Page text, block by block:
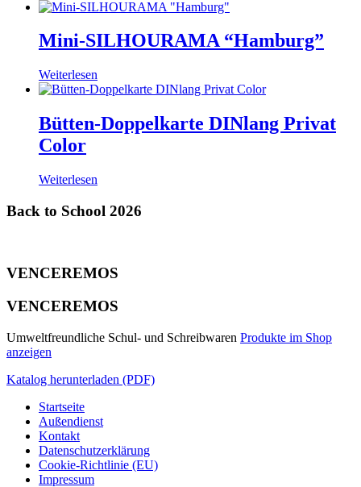
Mini-SILHOURAMA “Hamburg”
Weiterlesen
Bütten-Doppelkarte DINlang Privat
Color
Weiterlesen
Back to School 2026
VENCEREMOS
VENCEREMOS
Umweltfreundliche Schul- und Schreibwaren Produkte im Shop
anzeigen
Katalog herunterladen (PDF)
Startseite
Außendienst
Kontakt
Datenschutzerklärung
Cookie-Richtlinie (EU)
Impressum